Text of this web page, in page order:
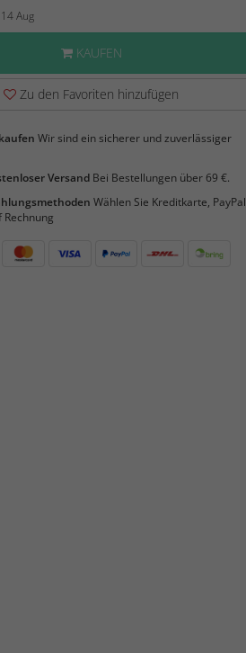
Aug
KAUFEN
Zu den Favoriten hinzufügen
Wir sind ein sicherer und zuverlässiger
VersandBei Bestellungen über 69 €.
Wählen Sie Kreditkarte, PayPal
Rechnung